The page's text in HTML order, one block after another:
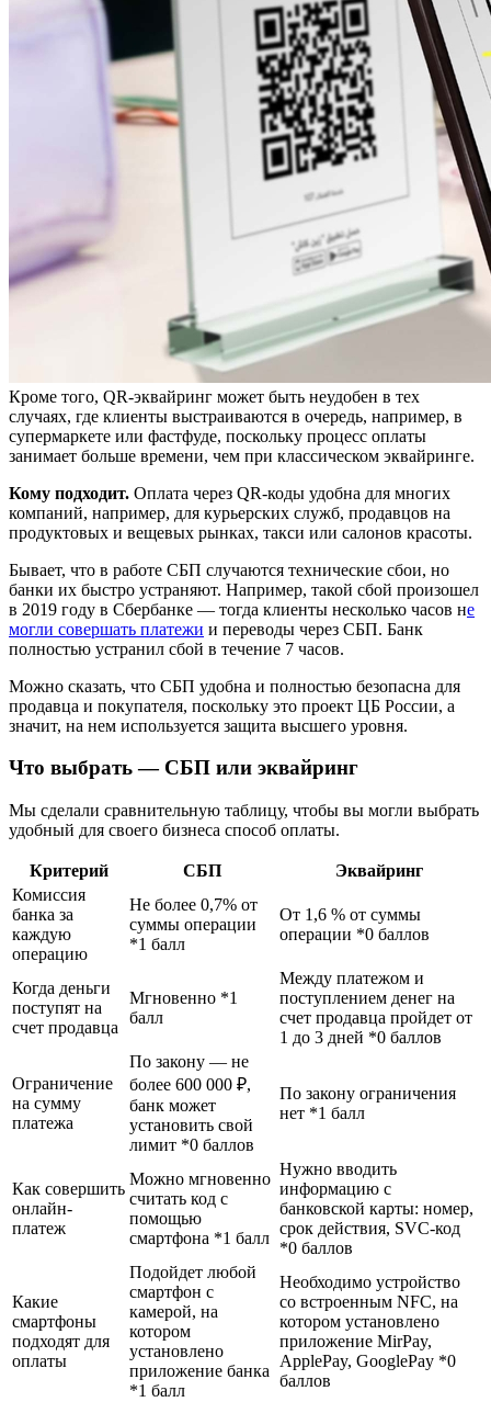
Кроме того, QR-эквайринг может быть неудобен в тех
случаях, где клиенты выстраиваются в очередь, например, в
супермаркете или фастфуде, поскольку процесс оплаты
занимает больше времени, чем при классическом эквайринге.
Кому подходит. Оплата через QR-коды удобна для многих
компаний, например, для курьерских служб, продавцов на
продуктовых и вещевых рынках, такси или салонов красоты.
Бывает, что в работе СБП случаются технические сбои, но
банки их быстро устраняют. Например, такой сбой произошел
в 2019 году в Сбербанке — тогда клиенты несколько часов не
могли совершать платежи и переводы через СБП. Банк
полностью устранил сбой в течение 7 часов.
Можно сказать, что СБП удобна и полностью безопасна для
продавца и покупателя, поскольку это проект ЦБ России, а
значит, на нем используется защита высшего уровня.
Что выбрать — СБП или эквайринг
Мы сделали сравнительную таблицу, чтобы вы могли выбрать
удобный для своего бизнеса способ оплаты.
Критерий СБП
Эквайринг
Комиссия
банка за
каждую
операцию
Не более 0,7% от
суммы операции
*1 балл
От 1,6 % от суммы
операции *0 баллов
Когда деньги
поступят на
счет продавца
Мгновенно *1
балл
Между платежом и
поступлением денег на
счет продавца пройдет от
1 до 3 дней *0 баллов
Ограничение
на сумму
платежа
По закону — не
более 600 000 ₽,
банк может
установить свой
лимит *0 баллов
По закону ограничения
нет *1 балл
Как совершить
онлайн-
платеж
Можно мгновенно
считать код с
помощью
смартфона *1 балл
Нужно вводить
информацию с
банковской карты: номер,
срок действия, SVC-код
*0 баллов
Какие
смартфоны
подходят для
оплаты
Подойдет любой
смартфон с
камерой, на
котором
установлено
приложение банка
*1 балл
Необходимо устройство
со встроенным NFC, на
котором установлено
приложение MirPay,
ApplePay, GooglePay *0
баллов